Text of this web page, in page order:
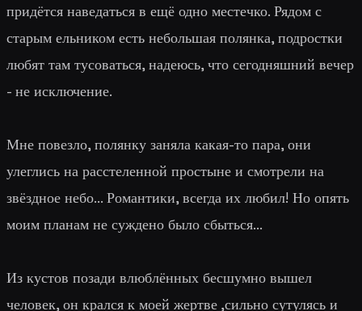
придётся наведаться в ещё одно местечко. Рядом с
старым ельником есть небольшая полянка, подростки
любят там тусоваться, надеюсь, что сегодняшний вечер
- не исключение.
Мне повезло, полянку заняла какая-то пара, они
улеглись на расстеленной простыне и смотрели на
звёздное небо... Романтики, всегда их любил! Но опять
моим планам не суждено было сбыться...
Из кустов позади влюблённых бесшумно вышел
человек, он крался к моей жертве ,сильно сутулясь и